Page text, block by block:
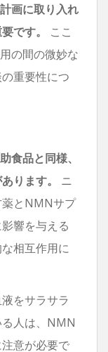
画に取り入れ
です。
ここ
の間の微妙な
重要性につ
食品と同様、
ります。
ニ
薬とNMNサプ
響を与える
相互作用に
をサラサラ
人は、NMN
意が必要で